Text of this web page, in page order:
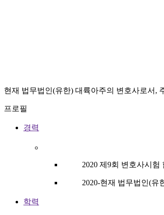
현재 법무법인(유한) 대륙아주의 변호사로서,
프로필
경력
2020 제9회 변호사시험
2020-현재 법무법인(유
학력